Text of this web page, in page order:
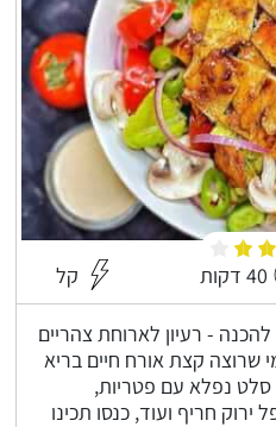
40 דקות קל
- רעיון לארוחת צהריים
שרוצה קצת אורח חיים בריא
סלט נפלא עם פטריות,
חריף ועוד, כנסו תכינו